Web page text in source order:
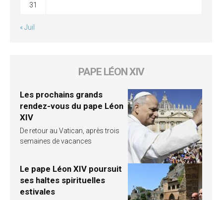
31
« Juil
PAPE LÉON XIV
Les prochains grands
rendez-vous du pape Léon
XIV
De retour au Vatican, après trois
semaines de vacances
Le pape Léon XIV poursuit
ses haltes spirituelles
estivales